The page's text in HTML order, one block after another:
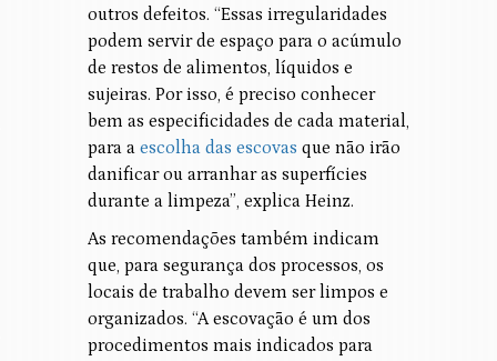
outros defeitos. “Essas irregularidades
podem servir de espaço para o acúmulo
de restos de alimentos, líquidos e
sujeiras. Por isso, é preciso conhecer
bem as especificidades de cada material,
para a escolha das escovas que não irão
danificar ou arranhar as superfícies
durante a limpeza”, explica Heinz.
As recomendações também indicam
que, para segurança dos processos, os
locais de trabalho devem ser limpos e
organizados. “A escovação é um dos
procedimentos mais indicados para